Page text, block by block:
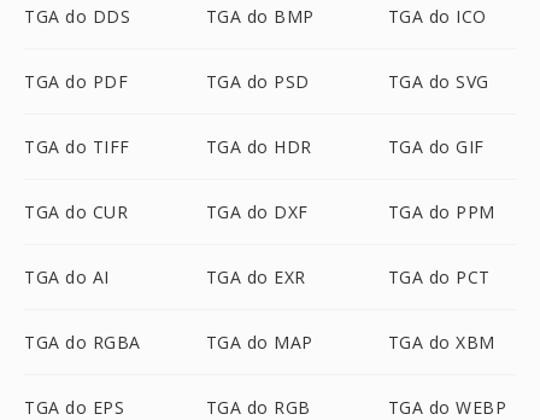
TGA do DDS TGA do BMP TGA do ICO
TGA do PDF TGA do PSD TGA do SVG
TGA do TIFF TGA do HDR TGA do GIF
TGA do CUR TGA do DXF TGA do PPM
TGA do AI TGA do EXR TGA do PCT
TGA do RGBA TGA do MAP TGA do XBM
TGA do EPS TGA do RGB TGA do WEBP